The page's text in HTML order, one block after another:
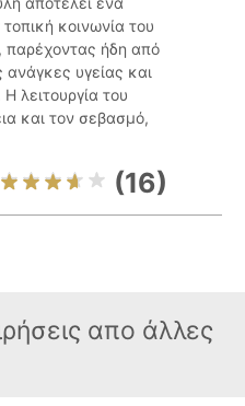
κοινωνία του
παρέχοντας ήδη από
ανάγκες υγείας και
λειτουργία του
και τον σεβασμό,
(16)
απο άλλες